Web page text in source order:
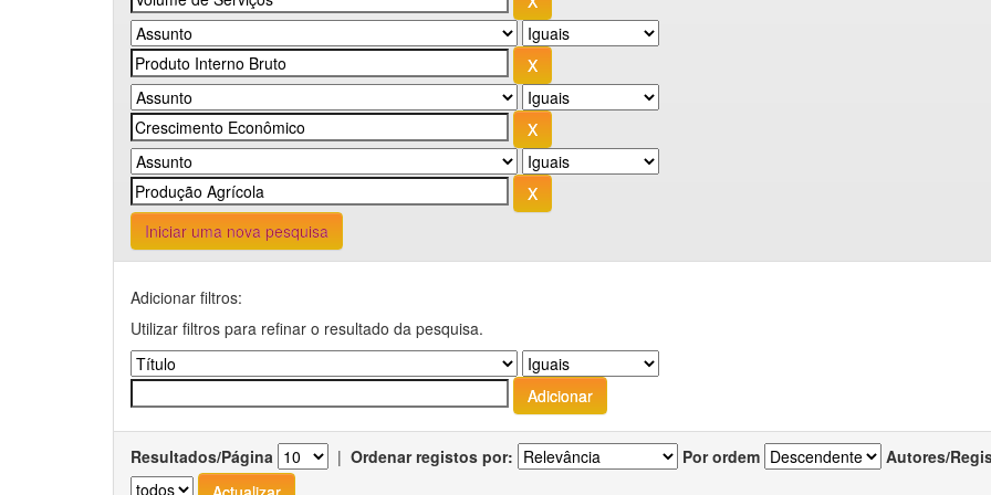
Iniciar uma nova pesquisa
Adicionar filtros:
Utilizar filtros para refinar o resultado da pesquisa.
Resultados/Página | Ordenar registos por: Por ordem Autores/